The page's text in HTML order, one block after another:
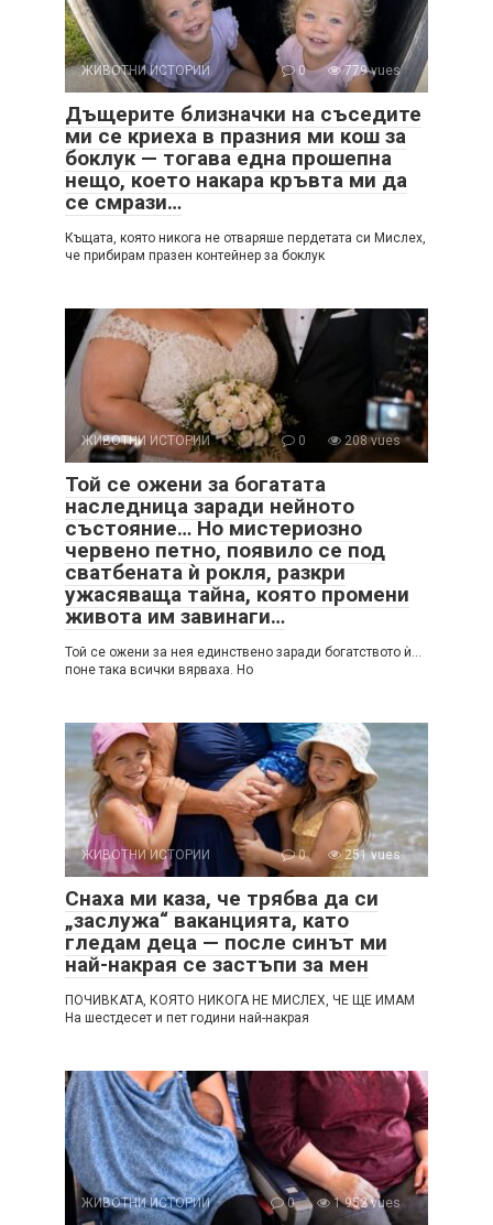
ЖИВОТНИ ИСТОРИИ 0 779 vues
Дъщерите близначки на съседите
ми се криеха в празния ми кош за
боклук — тогава една прошепна
нещо, което накара кръвта ми да
се смрази…
Къщата, която никога не отваряше пердетата си Мислех,
че прибирам празен контейнер за боклук
ЖИВОТНИ ИСТОРИИ 0 208 vues
Той се ожени за богатата
наследница заради нейното
състояние… Но мистериозно
червено петно, появило се под
сватбената ѝ рокля, разкри
ужасяваща тайна, която промени
живота им завинаги…
Той се ожени за нея единствено заради богатството ѝ…
поне така всички вярваха. Но
ЖИВОТНИ ИСТОРИИ 0 251 vues
Снаха ми каза, че трябва да си
„заслужа“ ваканцията, като
гледам деца — после синът ми
най-накрая се застъпи за мен
ПОЧИВКАТА, КОЯТО НИКОГА НЕ МИСЛЕХ, ЧЕ ЩЕ ИМАМ
На шестдесет и пет години най-накрая
ЖИВОТНИ ИСТОРИИ 0 1 952 vues